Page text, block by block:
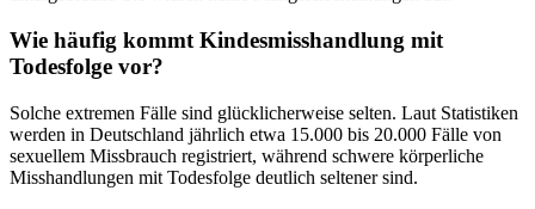
Wie häufig kommt Kindesmisshandlung mit
Todesfolge vor?
Solche extremen Fälle sind glücklicherweise selten. Laut Statistiken
werden in Deutschland jährlich etwa 15.000 bis 20.000 Fälle von
sexuellem Missbrauch registriert, während schwere körperliche
Misshandlungen mit Todesfolge deutlich seltener sind.